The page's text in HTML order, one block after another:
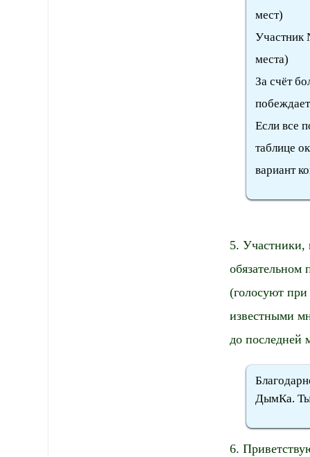
мест)
Участник
места)
За счёт
побеждает
Если все
таблице
вариант
5. Участники,
(голосуют при
известными
до последней
ДымКа.
6.